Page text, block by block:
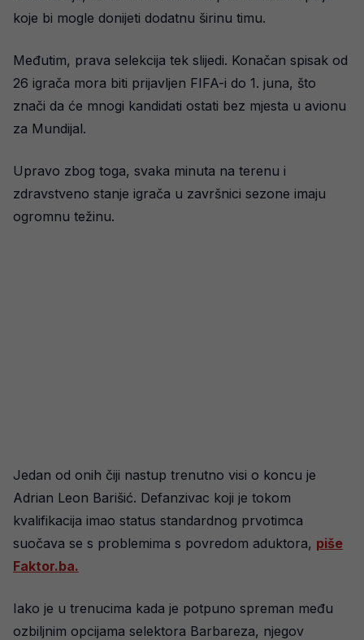
koje bi mogle donijeti dodatnu širinu timu.
Međutim, prava selekcija tek slijedi. Konačan spisak od
26 igrača mora biti prijavljen FIFA-i do 1. juna, što
znači da će mnogi kandidati ostati bez mjesta u avionu
za Mundijal.
Upravo zbog toga, svaka minuta na terenu i
zdravstveno stanje igrača u završnici sezone imaju
ogromnu težinu.
Jedan od onih čiji nastup trenutno visi o koncu je
Adrian Leon Barišić. Defanzivac koji je tokom
kvalifikacija imao status standardnog prvotimca
suočava se s problemima s povredom aduktora, piše
Faktor.ba.
Iako je u trenucima kada je potpuno spreman među
ozbiljnim opcijama selektora Barbareza, njegov